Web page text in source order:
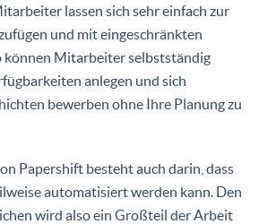
lassen sich sehr einfach zur
und mit eingeschränkten
können Mitarbeiter selbstständig
anlegen und sich
bewerben ohne Ihre Planung zu
Papershift besteht auch darin, dass
automatisiert werden kann. Den
wird also ein Großteil der Arbeit